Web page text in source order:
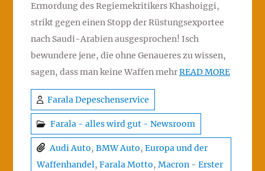
Ermordung des Regiemekritikers Khashoiggi,
strikt gegen einen Stopp der Rüstungsexportee
nach Saudi-Arabien ausgesprochen! Isch
bewundere jene, die ohne Genaueres zu wissen,
sagen, dass man keine Waffen mehrREAD MORE
Farala Depeschenservice
Farala - alles wird gut - Newsroom
Audi Auto, BMW Auto, Europa und der
Waffenhandel, Farala Motto, Macron - Erster